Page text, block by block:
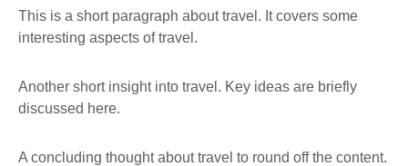
This is a short paragraph about travel. It covers some
interesting aspects of travel.
Another short insight into travel. Key ideas are briefly
discussed here.
A concluding thought about travel to round off the content.